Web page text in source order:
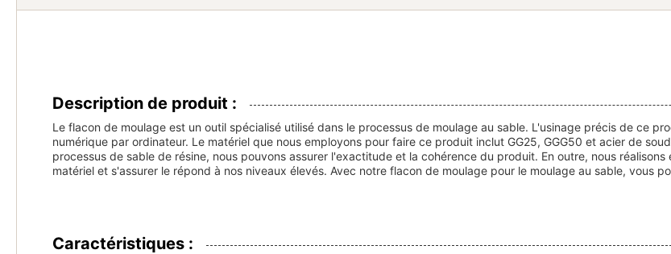
Description de produit :
Le flacon de moulage est un outil spécialisé utilisé dans le processus de moulage au sable. L'usinage précis de ce
numérique par ordinateur. Le matériel que nous employons pour faire ce produit inclut GG25, GGG50 et acier de
processus de sable de résine, nous pouvons assurer l'exactitude et la cohérence du produit. En outre, nous
matériel et s'assurer le répond à nos niveaux élevés. Avec notre flacon de moulage pour le moulage au sable, vous
Caractéristiques :